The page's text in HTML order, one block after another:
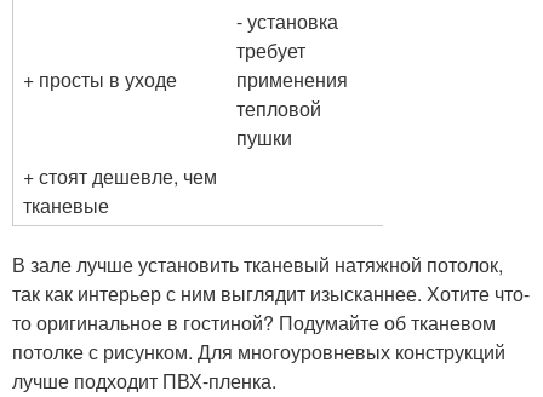
+ просты в уходе
- установка
требует
применения
тепловой
пушки
+ стоят дешевле, чем
тканевые
В зале лучше установить тканевый натяжной потолок,
так как интерьер с ним выглядит изысканнее. Хотите что-
то оригинальное в гостиной? Подумайте об тканевом
потолке с рисунком. Для многоуровневых конструкций
лучше подходит ПВХ-пленка.